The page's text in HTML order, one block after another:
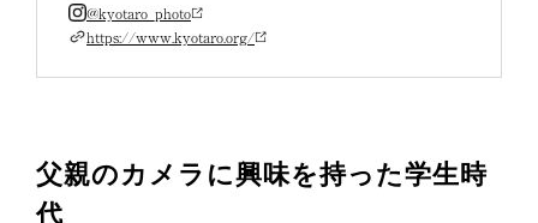
@kyotaro_photo
https://www.kyotaro.org/
父親のカメラに興味を持った学生時
代